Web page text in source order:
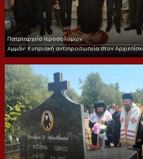
Πατριαρχείο Ιεροσολύμων
Αμμάν: Κυπριακή αντιπροσωπεία στον